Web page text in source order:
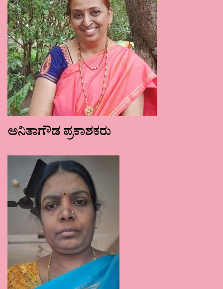
ಅನಿತಾಗೌಡ ಪ್ರಕಾಶಕರು